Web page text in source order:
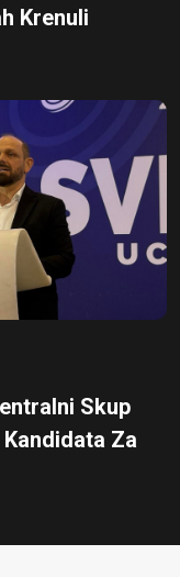
Krenuli
Skup
Za